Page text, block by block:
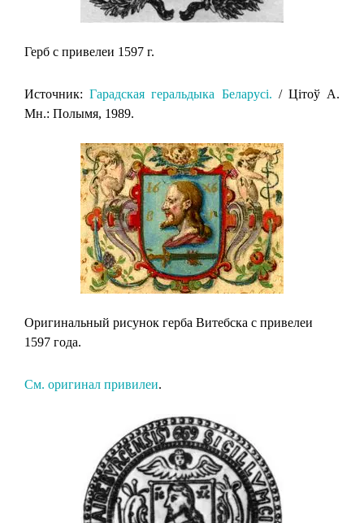
Герб с привелеи 1597 г.
Источник:Гарадская геральдыка Беларусi. / Цiтоў А.
Мн.: Полымя, 1989.
Оригинальный рисунок герба Витебска с привелеи
1597 года.
См. оригинал привилеи.